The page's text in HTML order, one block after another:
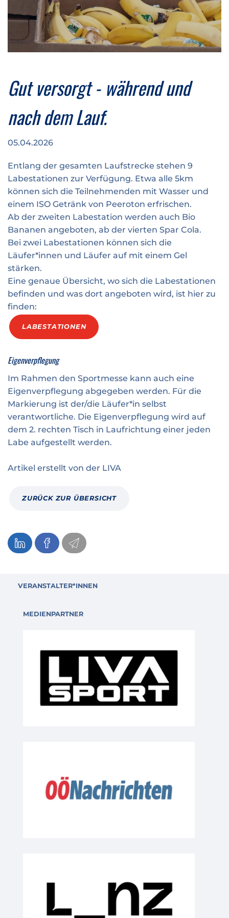
ÖGK Juniormarathon
Special Olympics Run
Zusatzwertungen
Feuerwehr läuft
Medaillengravur
Treue Clubs
Service der Linz Linien
Verkehrsinfo
Zeitmessung
Gut versorgt - während und
nach dem Lauf.
05.04.2026
Entlang der gesamten Laufstrecke stehen 9
Labestationen zur Verfügung. Etwa alle 5km
können sich die Teilnehmenden mit Wasser und
einem ISO Getränk von Peeroton erfrischen.
Ab der zweiten Labestation werden auch Bio
Bananen angeboten, ab der vierten Spar Cola.
Bei zwei Labestationen können sich die
Läufer*innen und Läufer auf mit einem Gel
stärken.
Eine genaue Übersicht, wo sich die Labestationen
befinden und was dort angeboten wird, ist hier zu
finden:
LABESTATIONEN
Eigenverpflegung
Im Rahmen den Sportmesse kann auch eine
Eigenverpflegung abgegeben werden. Für die
Markierung ist der/die Läufer*in selbst
verantwortliche. Die Eigenverpflegung wird auf
dem 2. rechten Tisch in Laufrichtung einer jeden
Labe aufgestellt werden.
Artikel erstellt von der LIVA
ZURÜCK ZUR ÜBERSICHT
VERANSTALTER*INNEN
MEDIENPARTNER